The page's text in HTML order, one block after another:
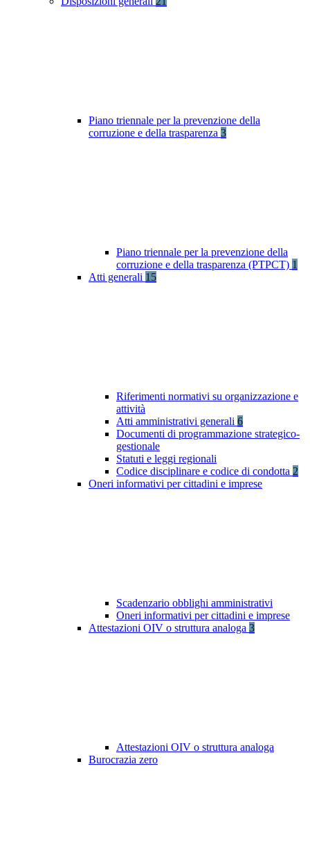
Piano triennale per la prevenzione della
corruzione e della trasparenza 3
Piano triennale per la prevenzione della
corruzione e della trasparenza (PTPCT) 1
Atti generali 15
Riferimenti normativi su organizzazione e
attività
Atti amministrativi generali 6
Documenti di programmazione strategico-
gestionale
Statuti e leggi regionali
Codice disciplinare e codice di condotta 2
Oneri informativi per cittadini e imprese
Scadenzario obblighi amministrativi
Oneri informativi per cittadini e imprese
Attestazioni OIV o struttura analoga 3
Attestazioni OIV o struttura analoga
Burocrazia zero